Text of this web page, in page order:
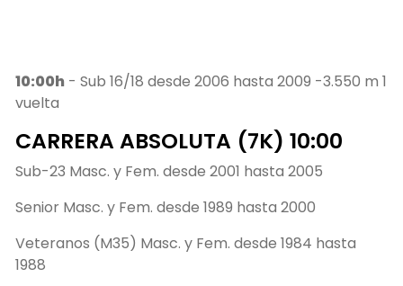
10:00h - Sub 16/18 desde 2006 hasta 2009 -3.550 m 1
vuelta
CARRERA ABSOLUTA (7K) 10:00
Sub-23 Masc. y Fem. desde 2001 hasta 2005
Senior Masc. y Fem. desde 1989 hasta 2000
Veteranos (M35) Masc. y Fem. desde 1984 hasta
1988